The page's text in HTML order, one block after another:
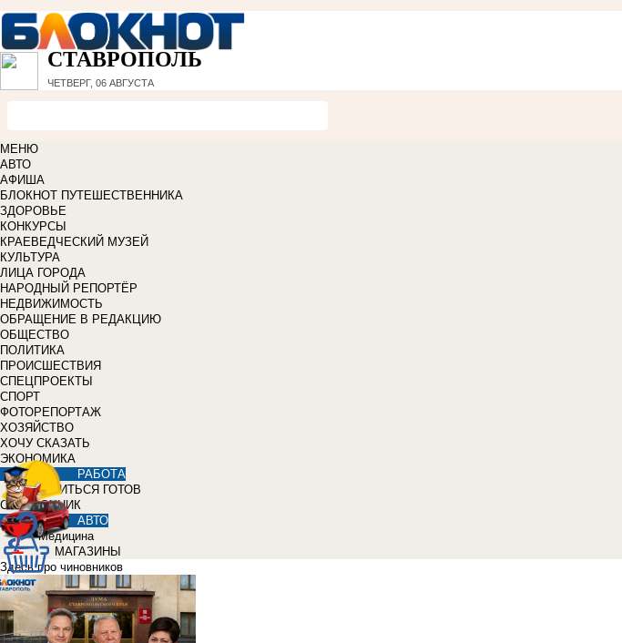
СТАВРОПОЛЬ
ЧЕТВЕРГ, 06 АВГУСТА
МЕНЮ
АВТО
АФИША
БЛОКНОТ ПУТЕШЕСТВЕННИКА
ЗДОРОВЬЕ
КОНКУРСЫ
КРАЕВЕДЧЕСКИЙ МУЗЕЙ
КУЛЬТУРА
ЛИЦА ГОРОДА
НАРОДНЫЙ РЕПОРТЁР
НЕДВИЖИМОСТЬ
ОБРАЩЕНИЕ В РЕДАКЦИЮ
ОБЩЕСТВО
ПОЛИТИКА
ПРОИСШЕСТВИЯ
СПЕЦПРОЕКТЫ
СПОРТ
ФОТОРЕПОРТАЖ
ХОЗЯЙСТВО
ХОЧУ СКАЗАТЬ
ЭКОНОМИКА
РАБОТА
УЧИТЬСЯ ГОТОВ
СПРАВОЧНИК
АВТО
Медицина
МАГАЗИНЫ
Здесь про чиновников